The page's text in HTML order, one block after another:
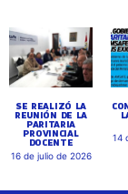
SE REALIZÓ LA
REUNIÓN DE LA
PARITARIA
PROVINCIAL
DOCENTE
16 de julio de 2026
14